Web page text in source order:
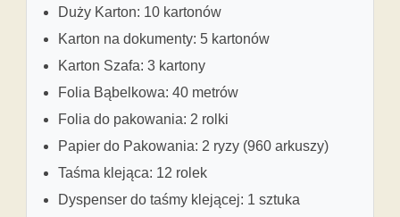
Duży Karton: 10 kartonów
Karton na dokumenty: 5 kartonów
Karton Szafa: 3 kartony
Folia Bąbelkowa: 40 metrów
Folia do pakowania: 2 rolki
Papier do Pakowania: 2 ryzy (960 arkuszy)
Taśma klejąca: 12 rolek
Dyspenser do taśmy klejącej: 1 sztuka